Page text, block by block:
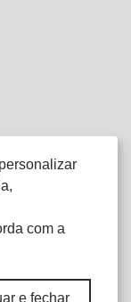
com a
e fechar